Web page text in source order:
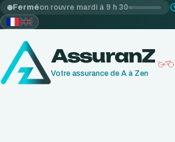
Ferméon rouvre mardi à 9 h 30
AssuranZ
Votre assurance de A à Zen